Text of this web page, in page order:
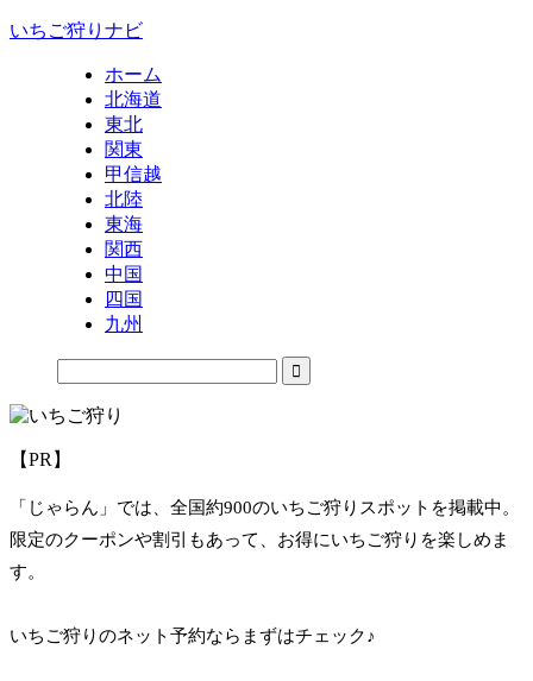
いちご狩りナビ
ホーム
北海道
東北
関東
甲信越
北陸
東海
関西
中国
四国
九州
【PR】
「じゃらん」では、全国約900のいちご狩りスポットを掲載中。
限定のクーポンや割引もあって、お得にいちご狩りを楽しめま
す。
いちご狩りのネット予約ならまずはチェック♪